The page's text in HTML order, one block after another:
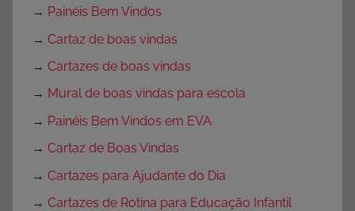
→ Painéis Bem Vindos
→ Cartaz de boas vindas
→ Cartazes de boas vindas
→ Mural de boas vindas para escola
→ Painéis Bem Vindos em EVA
→ Cartaz de Boas Vindas
→ Cartazes para Ajudante do Dia
→ Cartazes de Rotina para Educação Infantil